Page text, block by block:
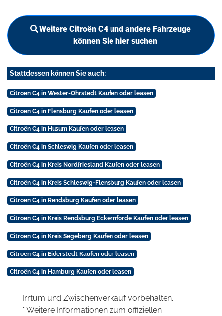
Weitere Citroën C4 und andere Fahrzeuge
können Sie hier suchen
Stattdessen können Sie auch:
Citroën C4 in Wester-Ohrstedt Kaufen oder leasen
Citroën C4 in Flensburg Kaufen oder leasen
Citroën C4 in Husum Kaufen oder leasen
Citroën C4 in Schleswig Kaufen oder leasen
Citroën C4 in Kreis Nordfriesland Kaufen oder leasen
Citroën C4 in Kreis Schleswig-Flensburg Kaufen oder leasen
Citroën C4 in Rendsburg Kaufen oder leasen
Citroën C4 in Kreis Rendsburg Eckernförde Kaufen oder leasen
Citroën C4 in Kreis Segeberg Kaufen oder leasen
Citroën C4 in Eiderstedt Kaufen oder leasen
Citroën C4 in Hamburg Kaufen oder leasen
Irrtum und Zwischenverkauf vorbehalten.
* Weitere Informationen zum offiziellen